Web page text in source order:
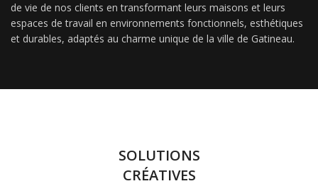
de vie de nos clients en transformant leurs maisons et leurs
espaces de travail en environnements fonctionnels, esthétiques
et durables, adaptés au charme unique de la ville de Gatineau.
SOLUTIONS
CRÉATIVES